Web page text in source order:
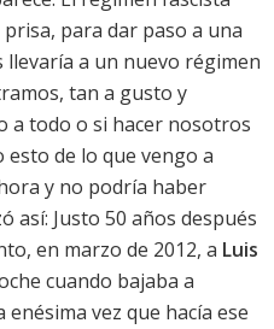
para dar paso a una
a un nuevo régimen
tan a gusto y
a todo o si hacer nosotros
de lo que vengo a
y no podría haber
así: Justo 50 años después
en marzo de 2012, a Luis
cuando bajaba a
vez que hacía ese